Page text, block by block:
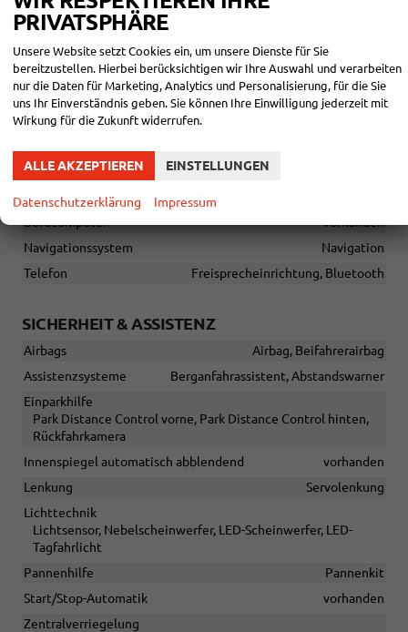
Sitze: Lordosenstütze
Elektrisch verstellbare Fahrer- und Beifahrersitze
INFOTAINMENT & KOMMUNIKATION
Radio/MP3-Player, Radio, Schnittstelle MP3, Schnittstelle
USB, Digitalradio DAB, Touchscreen
Außentemperaturanzeige
Bordcomputer
vorhanden
Navigationssystem
Navigation
Telefon
Freisprecheinrichtung, Bluetooth
SICHERHEIT & ASSISTENZ
Airbags
Airbag, Beifahrerairbag
Assistenzsysteme
Berganfahrassistent, Abstandswarner
Einparkhilfe
Park Distance Control vorne, Park Distance Control hinten,
Rückfahrkamera
Innenspiegel automatisch abblendend
vorhanden
Lenkung
Servolenkung
Lichttechnik
Lichtsensor, Nebelscheinwerfer, LED-Scheinwerfer, LED-
Tagfahrlicht
Pannenhilfe
Pannenkit
Start/Stop-Automatik
vorhanden
Zentralverriegelung
PRIVATSPHÄRE
Unsere Website setzt Cookies ein, um unsere Dienste für Sie
bereitzustellen. Hierbei berücksichtigen wir Ihre Auswahl und verarbeiten
nur die Daten für Marketing, Analytics und Personalisierung, für die Sie
uns Ihr Einverständnis geben. Sie können Ihre Einwilligung jederzeit mit
Wirkung für die Zukunft widerrufen.
ALLE AKZEPTIEREN EINSTELLUNGEN
Datenschutzerklärung Impressum